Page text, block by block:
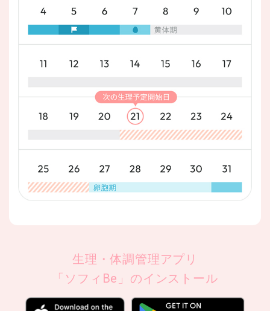
生理・体調管理アプリ
「ソフィBe」のインストール